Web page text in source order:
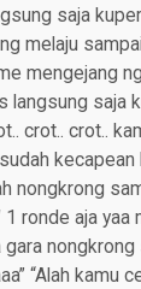
saja
melaju
mengejang
langsung saja
crot.. crot..
kecapean
nongkrong
ronde aja yaa
“Alah kamu